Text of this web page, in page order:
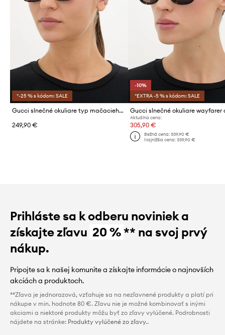
*-25 % s kódom: SALE
Gucci slnečné okuliare typ mačacieho oka dámske
249,90 €
-10%
*EXTRA -5 % s kódom: SALE
Aktuálna cena:
305,90 €
Bežná cena: 339,90 €
Najnižšia cena: 339,90 €
Prihláste sa k odberu noviniek a
získajte zľavu 20 %** na svoj prvý
nákup.
Pripojte sa k našej komunite a získajte informácie o najnovších
akciách a produktoch.
**Zľava je jednorazová, vzťahuje sa na nezľavnené produkty a platí pri
nákupe v min. hodnote 80 €. Zľavu nie je možné kombinovať s inými
akciami a niektoré produkty môžu byť zo zľavy vylúčené. Podrobnosti
nájdete na stránke: Produkty vylúčené zo zľavy..